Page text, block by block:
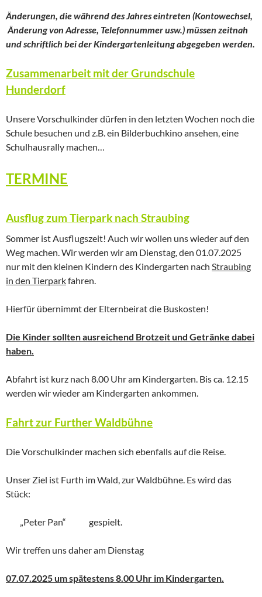
Änderungen, die während des Jahres eintreten (Kontowechsel,
Änderung von Adresse, Telefonnummer usw.) müssen zeitnah
und schriftlich bei der Kindergartenleitung abgegeben werden.
Zusammenarbeit mit der Grundschule
Hunderdorf
Unsere Vorschulkinder dürfen in den letzten Wochen noch die
Schule besuchen und z.B. ein Bilderbuchkino ansehen, eine
Schulhausrally machen…
TERMINE
Ausflug zum Tierpark nach Straubing
Sommer ist Ausflugszeit! Auch wir wollen uns wieder auf den
Weg machen. Wir werden wir am Dienstag, den 01.07.2025
nur mit den kleinen Kindern des Kindergarten nach Straubing
in den Tierparkfahren.
Hierfür übernimmt der Elternbeirat die Buskosten!
Die Kinder sollten ausreichend Brotzeit und Getränke dabei
haben.
Abfahrt ist kurz nach 8.00 Uhr am Kindergarten. Bis ca. 12.15
werden wir wieder am Kindergarten ankommen.
Fahrt zur Further Waldbühne
Die Vorschulkinder machen sich ebenfalls auf die Reise.
Unser Ziel ist Furth im Wald, zur Waldbühne. Es wird das
Stück:
„Peter Pan“ gespielt.
Wir treffen uns daher am Dienstag
07.07.2025 um spätestens 8.00 Uhr im Kindergarten.